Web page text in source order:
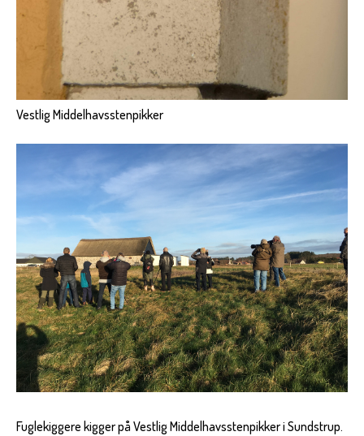
Vestlig Middelhavsstenpikker
Fuglekiggere kigger på Vestlig Middelhavsstenpikker i Sundstrup.